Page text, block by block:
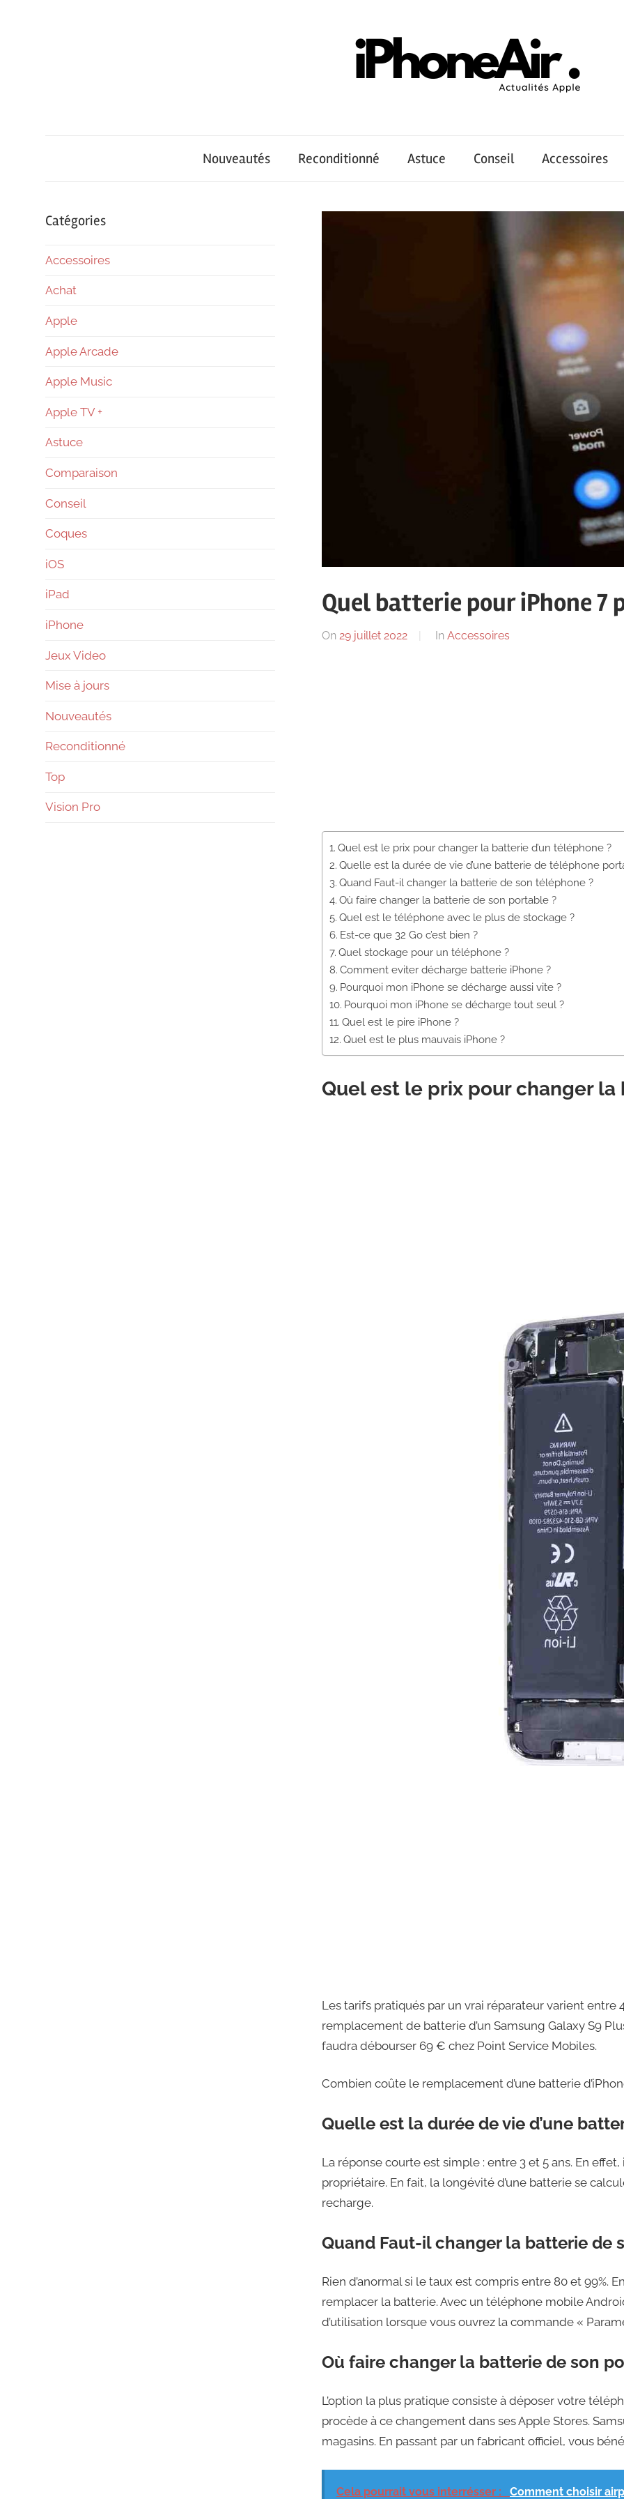
–
Achat
–
Reconditionné
–
News
Nouveautés Reconditionné Astuce Conseil Accessoires
Quel batterie pour iPhone 7
On 29 juillet 2022 By
In Accessoires
Quel est le prix pour changer la batterie d’un téléphone ?
Quelle est la durée de vie d’une batterie de téléphone
Quand Faut-il changer la batterie de son téléphone ?
Où faire changer la batterie de son portable ?
Quel est le téléphone avec le plus de stockage ?
Est-ce que 32 Go c’est bien ?
Quel stockage pour un téléphone ?
Comment eviter décharge batterie iPhone ?
Pourquoi mon iPhone se décharge aussi vite ?
Pourquoi mon iPhone se décharge tout seul ?
Quel est le pire iPhone ?
Quel est le plus mauvais iPhone ?
Quel est le prix pour changer la
Les tarifs pratiqués par un vrai réparateur varient
remplacement de batterie d’un Samsung Galaxy S9
faudra débourser 69 € chez Point Service Mobiles.
Combien coûte le remplacement d’une batterie
Quelle est la durée de vie d’une
La réponse courte est simple : entre 3 et 5 ans. En
propriétaire. En fait, la longévité d’une batterie se
recharge.
Quand Faut-il changer la batterie de
Rien d’anormal si le taux est compris entre 80 et 99%.
remplacer la batterie. Avec un téléphone mobile
d’utilisation lorsque vous ouvrez la commande «
Où faire changer la batterie de son
L’option la plus pratique consiste à déposer votre
procède à ce changement dans ses Apple Stores.
magasins. En passant par un fabricant officiel, vous
Cela pourrait vous interrésser : Comment choisir
Catégories
Accessoires
Achat
Apple
Apple Arcade
Apple Music
Apple TV +
Astuce
Comparaison
Conseil
Coques
iOS
iPad
iPhone
Jeux Video
Mise à jours
Nouveautés
Reconditionné
Top
Vision Pro